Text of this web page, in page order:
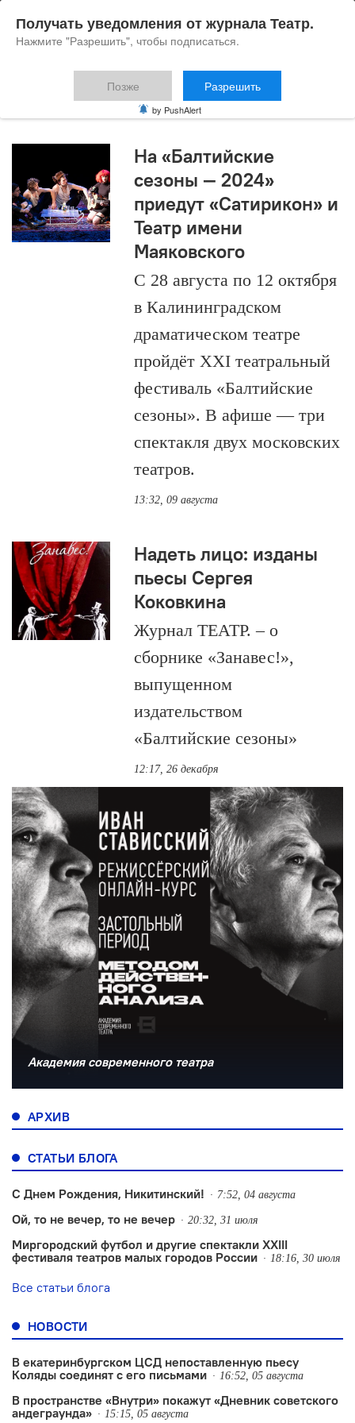
Балтийские сезоны
На «Балтийские
сезоны — 2024»
приедут «Сатирикон» и
Театр имени
Маяковского
С 28 августа по 12 октября
в Калининградском
драматическом театре
пройдёт XXI театральный
фестиваль «Балтийские
сезоны». В афише — три
спектакля двух московских
театров.
13:32, 09 августа
Надеть лицо: изданы
пьесы Сергея
Коковкина
Журнал ТЕАТР. – о
сборнике «Занавес!»,
выпущенном
издательством
«Балтийские сезоны»
12:17, 26 декабря
Академия современного театра
АРХИВ
СТАТЬИ БЛОГА
С Днем Рождения, Никитинский! 7:52, 04 августа
Ой, то не вечер, то не вечер 20:32, 31 июля
Миргородский футбол и другие спектакли XXIII
фестиваля театров малых городов России
18:16, 30 июля
Все статьи блога
НОВОСТИ
В екатеринбургском ЦСД непоставленную пьесу
Коляды соединят с его письмами
16:52, 05 августа
В пространстве «Внутри» покажут «Дневник советского
андеграунда»
15:15, 05 августа
Получать уведомления от журнала Театр.
Нажмите "Разрешить", чтобы подписаться.
Позже Разрешить
by PushAlert